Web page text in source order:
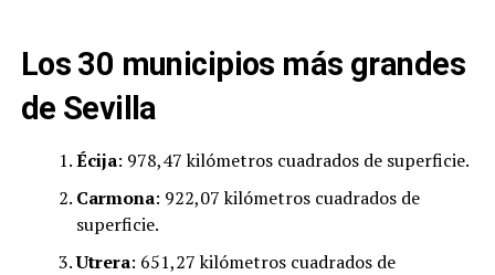
Los 30 municipios más grandes
de Sevilla
Écija: 978,47 kilómetros cuadrados de superficie.
Carmona: 922,07 kilómetros cuadrados de
superficie.
Utrera: 651,27 kilómetros cuadrados de